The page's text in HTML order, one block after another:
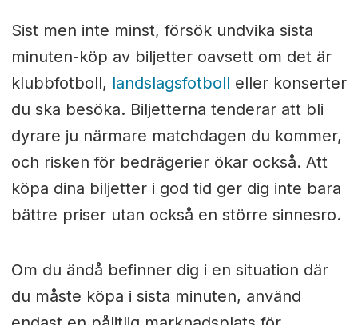
Sist men inte minst, försök undvika sista
minuten-köp av biljetter oavsett om det är
klubbfotboll, landslagsfotboll eller konserter
du ska besöka. Biljetterna tenderar att bli
dyrare ju närmare matchdagen du kommer,
och risken för bedrägerier ökar också. Att
köpa dina biljetter i god tid ger dig inte bara
bättre priser utan också en större sinnesro.
Om du ändå befinner dig i en situation där
du måste köpa i sista minuten, använd